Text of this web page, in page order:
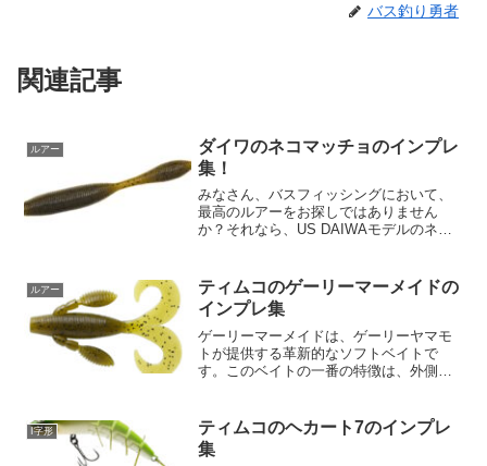
バス釣り勇者
関連記事
ルアー
ダイワのネコマッチョのインプレ
集！
みなさん、バスフィッシングにおいて、
最高のルアーをお探しではありません
か？それなら、US DAIWAモデルのネコ
ザインは、バスの視覚・側線に強烈なア
ピールを与え、特にア...
ルアー
ティムコのゲーリーマーメイドの
インプレ集
ゲーリーマーメイドは、ゲーリーヤマモ
トが提供する革新的なソフトベイトで
す。このベイトの一番の特徴は、外側に
アクションが生み出されます。一見、バ
ルキーな見た目をしています...
I字形
ティムコのヘカート7のインプレ
集